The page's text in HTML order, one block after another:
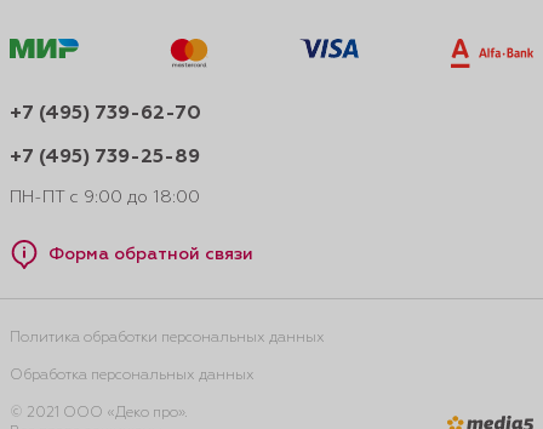
+7 (495) 739-62-70
+7 (495) 739-25-89
ПН-ПТ с 9:00 до 18:00
Форма обратной связи
Политика обработки персональных данных
Обработка персональных данных
© 2021 ООО «Деко про».